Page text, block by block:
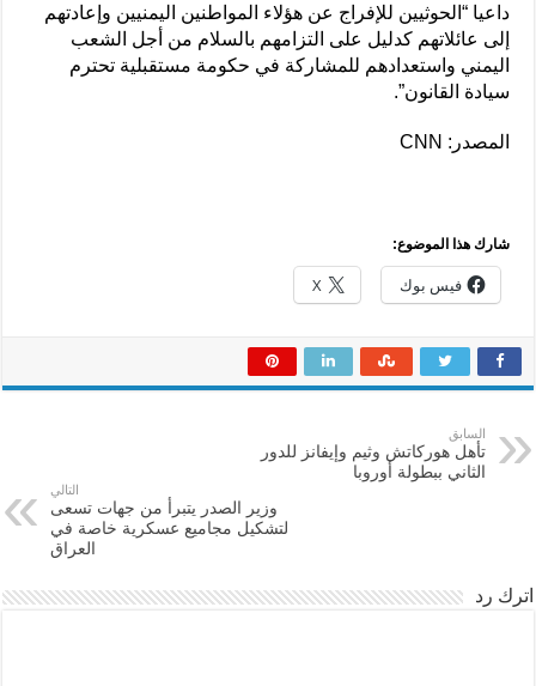
داعيا “الحوثيين للإفراج عن هؤلاء المواطنين اليمنيين وإعادتهم
إلى عائلاتهم كدليل على التزامهم بالسلام من أجل الشعب
اليمني واستعدادهم للمشاركة في حكومة مستقبلية تحترم
سيادة القانون”.
المصدر: CNN
شارك هذا الموضوع:
فيس بوك X
السابق
تأهل هوركاتش وثيم وإيفانز للدور
الثاني ببطولة أوروبا
التالي
وزير الصدر يتبرأ من جهات تسعى
لتشكيل مجاميع عسكرية خاصة في
العراق
اترك رد